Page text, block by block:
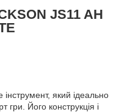
JS11 AH
який ідеально
гри. Його конструкція і